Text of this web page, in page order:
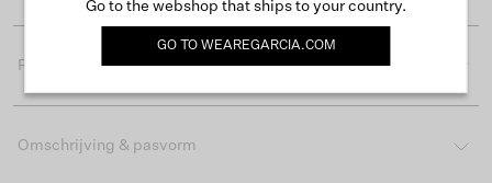
Productdetails
Omschrijving & pasvorm
Go to the webshop that ships to your country.
GO TO WEAREGARCIA.COM